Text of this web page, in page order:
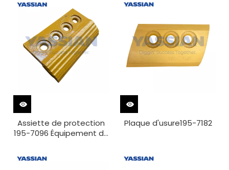
Assiette de protection
195-7096 Équipement de
Plaque d'usure195-7182